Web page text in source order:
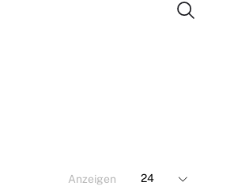
Anzeigen